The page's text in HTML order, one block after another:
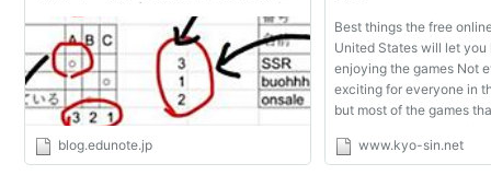
れ言日記
blog.edunote.jp
Best things the free
United States will let you
enjoying the games Not
exciting for everyone in
but most of the games
or other platforms,
www.kyo-sin.net